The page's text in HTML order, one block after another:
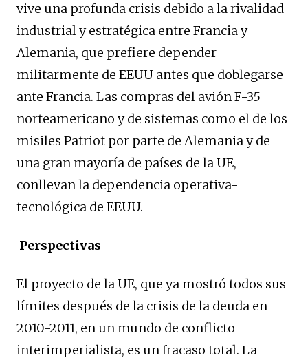
vive una profunda crisis debido a la rivalidad
industrial y estratégica entre Francia y
Alemania, que prefiere depender
militarmente de EEUU antes que doblegarse
ante Francia. Las compras del avión F-35
norteamericano y de sistemas como el de los
misiles Patriot por parte de Alemania y de
una gran mayoría de países de la UE,
conllevan la dependencia operativa-
tecnológica de EEUU.
Perspectivas
El proyecto de la UE, que ya mostró todos sus
límites después de la crisis de la deuda en
2010-2011, en un mundo de conflicto
interimperialista, es un fracaso total. La